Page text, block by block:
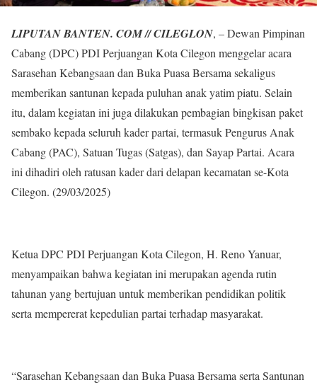
LIPUTAN BANTEN. COM // CILEGLON, – Dewan Pimpinan
Cabang (DPC) PDI Perjuangan Kota Cilegon menggelar acara
Sarasehan Kebangsaan dan Buka Puasa Bersama sekaligus
memberikan santunan kepada puluhan anak yatim piatu. Selain
itu, dalam kegiatan ini juga dilakukan pembagian bingkisan paket
sembako kepada seluruh kader partai, termasuk Pengurus Anak
Cabang (PAC), Satuan Tugas (Satgas), dan Sayap Partai. Acara
ini dihadiri oleh ratusan kader dari delapan kecamatan se-Kota
Cilegon. (29/03/2025)
Ketua DPC PDI Perjuangan Kota Cilegon, H. Reno Yanuar,
menyampaikan bahwa kegiatan ini merupakan agenda rutin
tahunan yang bertujuan untuk memberikan pendidikan politik
serta mempererat kepedulian partai terhadap masyarakat.
“Sarasehan Kebangsaan dan Buka Puasa Bersama serta Santunan